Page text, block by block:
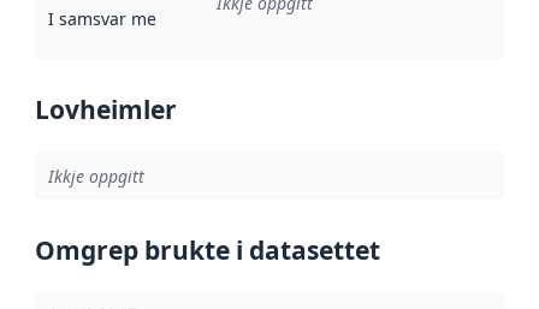
I samsvar med Referanse til ei implementeringsregel eller
Lovheimler
Ikkje oppgitt
Omgrep brukte i datasettet